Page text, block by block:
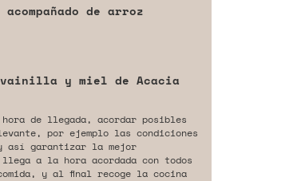
de arroz
vainilla y miel de Acacia
de llegada, acordar posibles
por ejemplo las condiciones
así garantizar la mejor
a la hora acordada con todos
y al final recoge la cocina